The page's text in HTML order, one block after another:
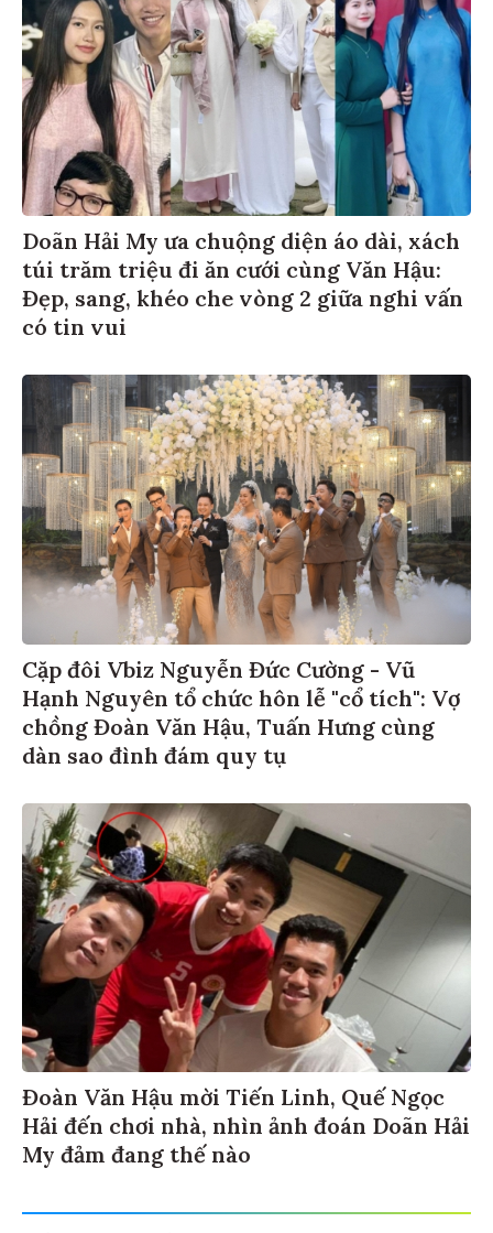
Doãn Hải My ưa chuộng diện áo dài, xách
túi trăm triệu đi ăn cưới cùng Văn Hậu:
Đẹp, sang, khéo che vòng 2 giữa nghi vấn
có tin vui
Cặp đôi Vbiz Nguyễn Đức Cường - Vũ
Hạnh Nguyên tổ chức hôn lễ "cổ tích": Vợ
chồng Đoàn Văn Hậu, Tuấn Hưng cùng
dàn sao đình đám quy tụ
Đoàn Văn Hậu mời Tiến Linh, Quế Ngọc
Hải đến chơi nhà, nhìn ảnh đoán Doãn Hải
My đảm đang thế nào